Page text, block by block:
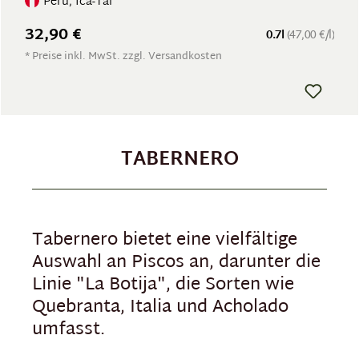
0.7l (47,00 €/l)
32,90 €
* Preise inkl. MwSt. zzgl. Versandkosten
TABERNERO
Tabernero bietet eine vielfältige
Auswahl an Piscos an, darunter die
Linie "La Botija", die Sorten wie
Quebranta, Italia und Acholado
umfasst.